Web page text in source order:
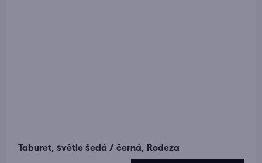
Taburet, světle šedá / černá, Rodeza